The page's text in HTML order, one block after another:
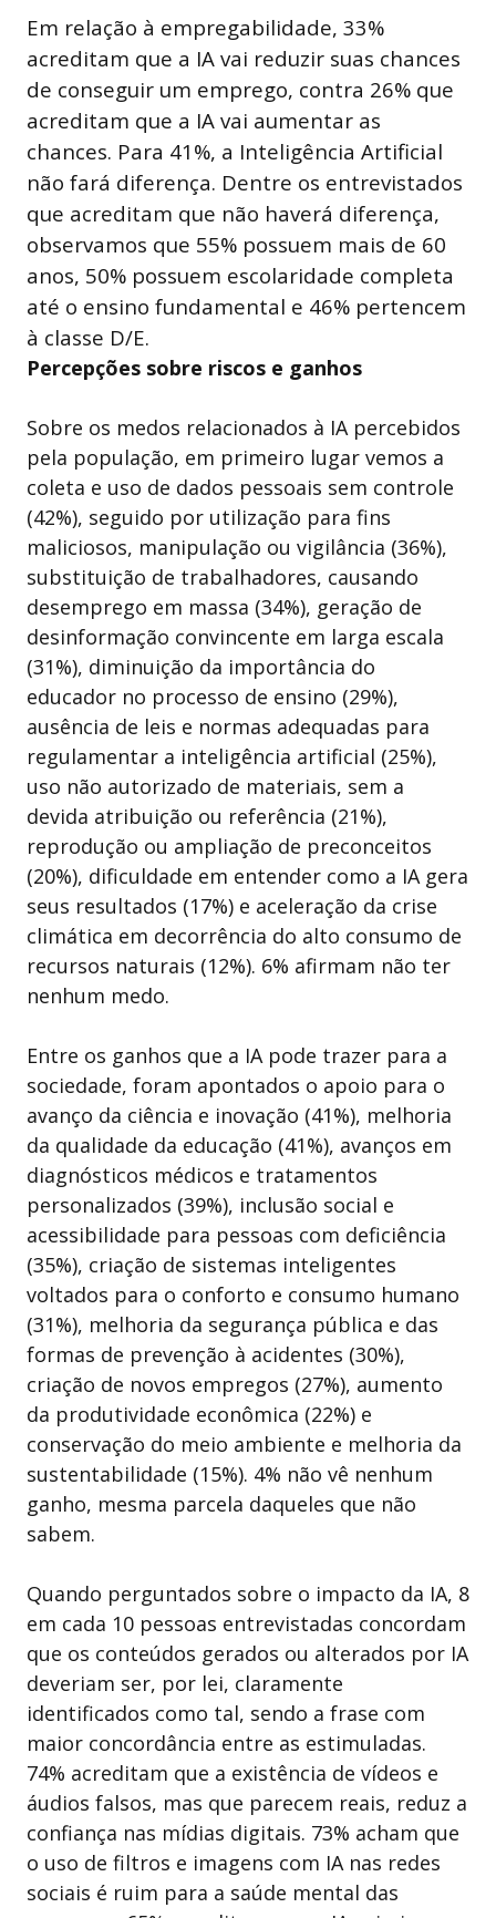
Em relação à empregabilidade, 33%
acreditam que a IA vai reduzir suas chances
de conseguir um emprego, contra 26% que
acreditam que a IA vai aumentar as
chances. Para 41%, a Inteligência Artificial
não fará diferença. Dentre os entrevistados
que acreditam que não haverá diferença,
observamos que 55% possuem mais de 60
anos, 50% possuem escolaridade completa
até o ensino fundamental e 46% pertencem
à classe D/E.
Percepções sobre riscos e ganhos
Sobre os medos relacionados à IA percebidos
pela população, em primeiro lugar vemos a
coleta e uso de dados pessoais sem controle
(42%), seguido por utilização para fins
maliciosos, manipulação ou vigilância (36%),
substituição de trabalhadores, causando
desemprego em massa (34%), geração de
desinformação convincente em larga escala
(31%), diminuição da importância do
educador no processo de ensino (29%),
ausência de leis e normas adequadas para
regulamentar a inteligência artificial (25%),
uso não autorizado de materiais, sem a
devida atribuição ou referência (21%),
reprodução ou ampliação de preconceitos
(20%), dificuldade em entender como a IA gera
seus resultados (17%) e aceleração da crise
climática em decorrência do alto consumo de
recursos naturais (12%). 6% afirmam não ter
nenhum medo.
Entre os ganhos que a IA pode trazer para a
sociedade, foram apontados o apoio para o
avanço da ciência e inovação (41%), melhoria
da qualidade da educação (41%), avanços em
diagnósticos médicos e tratamentos
personalizados (39%), inclusão social e
acessibilidade para pessoas com deficiência
(35%), criação de sistemas inteligentes
voltados para o conforto e consumo humano
(31%), melhoria da segurança pública e das
formas de prevenção à acidentes (30%),
criação de novos empregos (27%), aumento
da produtividade econômica (22%) e
conservação do meio ambiente e melhoria da
sustentabilidade (15%). 4% não vê nenhum
ganho, mesma parcela daqueles que não
sabem.
Quando perguntados sobre o impacto da IA, 8
em cada 10 pessoas entrevistadas concordam
que os conteúdos gerados ou alterados por IA
deveriam ser, por lei, claramente
identificados como tal, sendo a frase com
maior concordância entre as estimuladas.
74% acreditam que a existência de vídeos e
áudios falsos, mas que parecem reais, reduz a
confiança nas mídias digitais. 73% acham que
o uso de filtros e imagens com IA nas redes
sociais é ruim para a saúde mental das